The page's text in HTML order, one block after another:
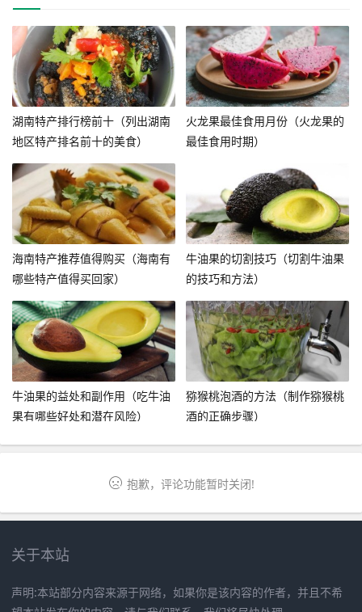
湖南特产排行榜前十（列出湖南
地区特产排名前十的美食）
火龙果最佳食用月份（火龙果的
最佳食用时期）
海南特产推荐值得购买（海南有
哪些特产值得买回家）
牛油果的切割技巧（切割牛油果
的技巧和方法）
牛油果的益处和副作用（吃牛油
果有哪些好处和潜在风险）
猕猴桃泡酒的方法（制作猕猴桃
酒的正确步骤）
抱歉，评论功能暂时关闭!
关于本站
声明:本站部分内容来源于网络，如果你是该内容的作者，并且不希